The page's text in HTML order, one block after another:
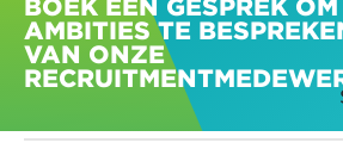
AMBITIES TE
VAN ONZE